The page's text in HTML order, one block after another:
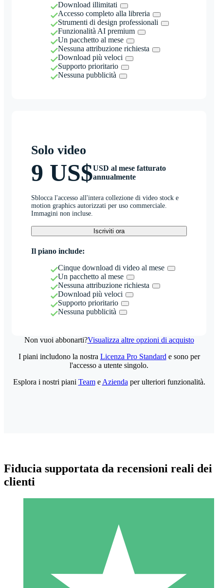
Download illimitati
Accesso completo alla libreria
Strumenti di design professionali
Funzionalità AI premium
Un pacchetto al mese
Nessuna attribuzione richiesta
Download più veloci
Supporto prioritario
Nessuna pubblicità
Solo video
9 US$USD al mese fatturato
annualmente
Sblocca l'accesso all'intera collezione di video stock e
motion graphics autorizzati per uso commerciale.
Immagini non incluse.
Iscriviti ora
Il piano include:
Cinque download di video al mese
Un pacchetto al mese
Nessuna attribuzione richiesta
Download più veloci
Supporto prioritario
Nessuna pubblicità
Non vuoi abbonarti?Visualizza altre opzioni di acquisto
Pacchetti di Crediti Individuali
Paga a consumo con crediti di download. Nessun impegno
I piani includono la nostra Licenza Pro Standard e sono per
l'accesso a utente singolo.
Esplora i nostri piani Teame Azienda per ulteriori funzionalità.
Fiducia supportata da recensioni reali dei
clienti